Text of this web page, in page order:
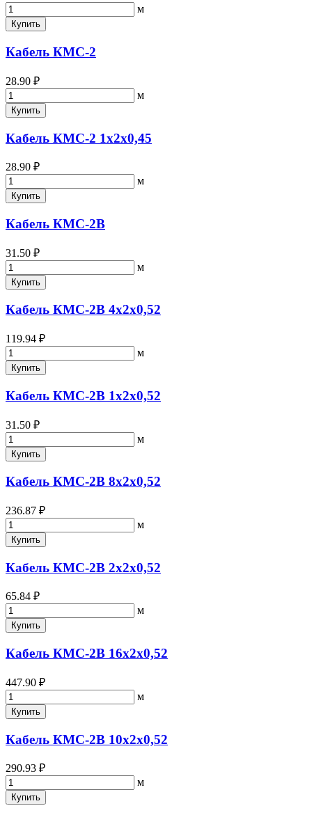
м
Купить
Кабель КМС-2
28.90 ₽
м
Купить
Кабель КМС-2 1х2х0,45
28.90 ₽
м
Купить
Кабель КМС-2В
31.50 ₽
м
Купить
Кабель КМС-2В 4х2х0,52
119.94 ₽
м
Купить
Кабель КМС-2В 1х2х0,52
31.50 ₽
м
Купить
Кабель КМС-2В 8х2х0,52
236.87 ₽
м
Купить
Кабель КМС-2В 2х2х0,52
65.84 ₽
м
Купить
Кабель КМС-2В 16х2х0,52
447.90 ₽
м
Купить
Кабель КМС-2В 10х2х0,52
290.93 ₽
м
Купить